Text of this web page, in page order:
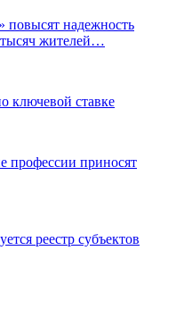
повысят надежность
тысяч жителей…
ключевой ставке
профессии приносят
реестр субъектов